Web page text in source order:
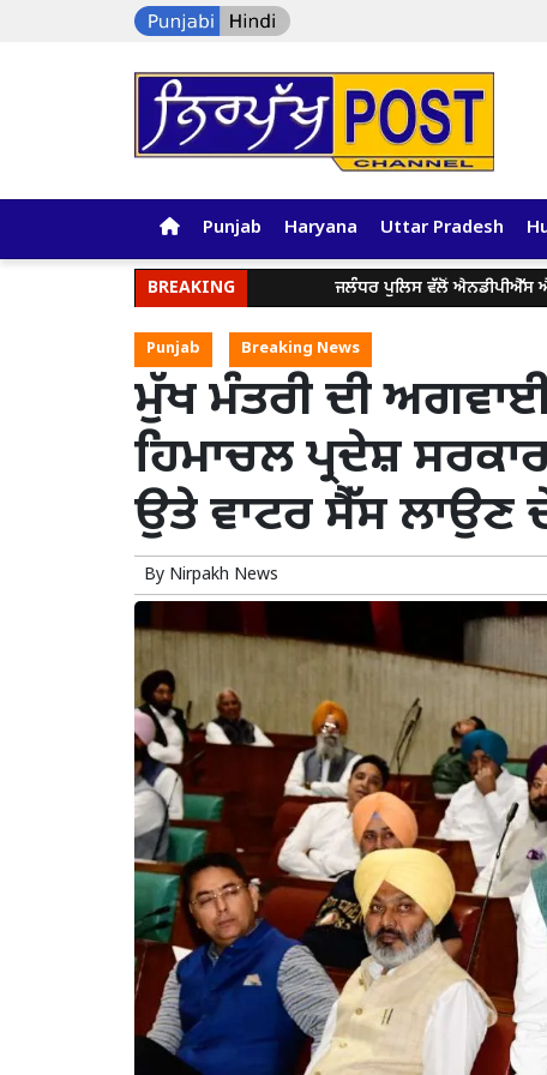
Punjab Haryana Uttar Pradesh
BREAKING ਜਲੰਧਰ ਪੁਲਿਸ ਵੱਲੋਂ ਐਨਡੀਪੀਐੱਸ ਐਕਟ
Punjab Breaking News
ਮੁੱਖ ਮੰਤਰੀ ਦੀ
ਹਿਮਾਚਲ ਪ੍ਰਦੇਸ਼
ਉਤੇ ਵਾਟਰ ਸੈੱਸ ਲਾਉਣ
By Nirpakh News